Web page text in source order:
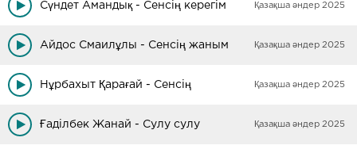
Сүндет Амандық - Сенсің керегім Қазақша әндер 2025
Айдос Смаилұлы - Сенсің жаным Қазақша әндер 2025
Нұрбахыт Қарағай - Сенсің Қазақша әндер 2025
Ғадiлбек Жанай - Сулу сулу Қазақша әндер 2025